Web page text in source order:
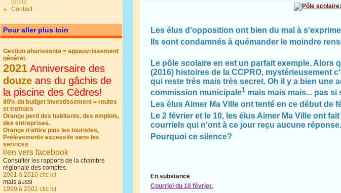
droite.
Contact
Pour aller plus loin
Gestion ahurissante = appauvrissement
général.
2021 Anniversaire des
douze ans du gâchis de
la piscine des Cèdres!
80% du budget investissement = routes
et trottoirs
Orange perd des habitants, des emplois,
des entreprises.
Orange n'attire plus les touristes,
Prélèvements excessifs sans les
services
lien vers facebook
Consulter les rapports de la chambre
régionale des comptes.
2001 à 2010 clic ici
mais aussi
1990 à 2001 clic ici
Les élus d'opposition ont bien du mal à
Ils sont condamnés à quémander le moindre
Le pôle scolaire en est un parfait exemple.
(2016) histoires de la CCPRO, mystérieusement
qui reste très mais très secret. Oh il y a bien une
commission municipale1 mais mais mais... pas
Les élus Aimer Ma Ville ont tenté en ce début de
Le 2 février et le 10, les élus Aimer Ma Ville ont
courriels qui n'ont à ce jour reçu aucune
Pourquoi ce silence?
En substance
Courriel du 10 février.